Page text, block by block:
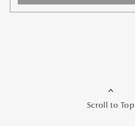
Scroll to Top